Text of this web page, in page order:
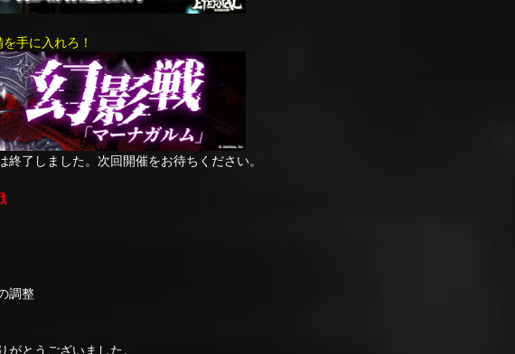
手に入れろ！
了しました。次回開催をお待ちください。
調整
がとうございました。